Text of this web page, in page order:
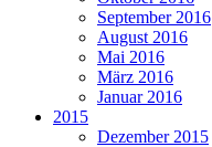
September 2016
August 2016
Mai 2016
März 2016
Januar 2016
2015
Dezember 2015